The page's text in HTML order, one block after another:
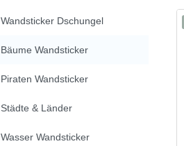
Wandsticker Dschungel
Bäume Wandsticker
Piraten Wandsticker
Städte & Länder
Wasser Wandsticker